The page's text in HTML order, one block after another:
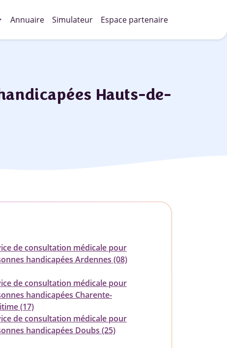
Annuaire Simulateur Espace partenaire
Hauts-de-
de consultation médicale pour
handicapées Ardennes (08)
de consultation médicale pour
handicapées Charente-
(17)
de consultation médicale pour
handicapées Doubs (25)